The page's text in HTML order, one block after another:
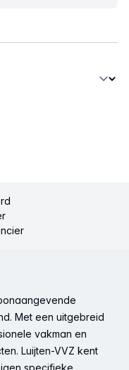
Met een uitgebreid
vakman en
Luijten-VVZ kent
specifieke